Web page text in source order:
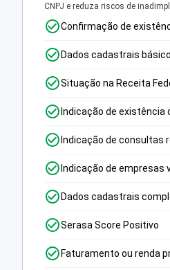
CNPJ e reduza riscos de
Confirmação de
Dados cadastrais
Situação na Receita
Indicação de existência
Indicação de consultas
Indicação de empresas
Dados cadastrais
Serasa Score Positivo
Faturamento ou renda